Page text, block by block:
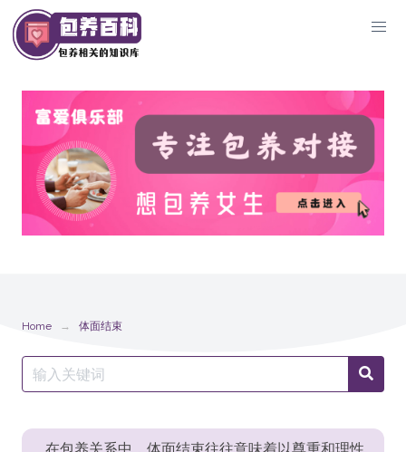
Skip
to
content
Home 体面结束
Search
for: